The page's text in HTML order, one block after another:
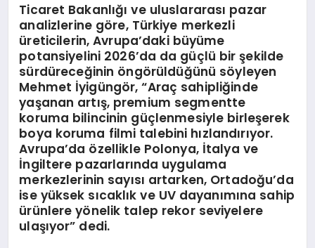
Ticaret Bakanlığı ve uluslararası pazar
analizlerine göre, Türkiye merkezli
üreticilerin, Avrupa’daki büyüme
potansiyelini 2026’da da güçlü bir şekilde
sürdüreceğinin öngörüldüğünü söyleyen
Mehmet İyigüngör, “Araç sahipliğinde
yaşanan artış, premium segmentte
koruma bilincinin güçlenmesiyle birleşerek
boya koruma filmi talebini hızlandırıyor.
Avrupa’da özellikle Polonya, İtalya ve
İngiltere pazarlarında uygulama
merkezlerinin sayısı artarken, Ortadoğu’da
ise yüksek sıcaklık ve UV dayanımına sahip
ürünlere yönelik talep rekor seviyelere
ulaşıyor” dedi.